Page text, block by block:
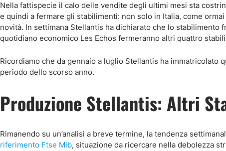
Nella fattispecie il calo delle vendite degli ultimi mesi sta
e quindi a fermare gli stabilimenti: non solo in Italia, come
novità. In settimana Stellantis ha dichiarato che lo
quotidiano economico Les Echos fermeranno altri quattro
Ricordiamo che da gennaio a luglio Stellantis ha immatricolato
periodo dello scorso anno.
Produzione Stellantis: Altri
Rimanendo su un’analisi a breve termine, la tendenza
riferimento Ftse Mib, situazione da ricercare nella debolezza